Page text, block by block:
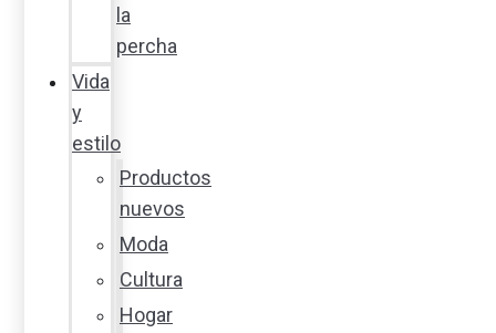
la
percha
Vida
y
estilo
Productos
nuevos
Moda
Cultura
Hogar